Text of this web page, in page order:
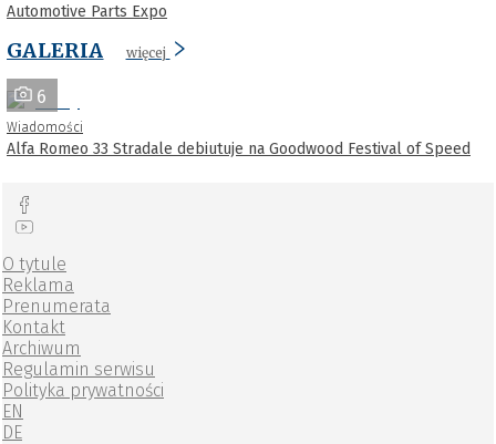
Automotive Parts Expo
GALERIA więcej
6
Wiadomości
Alfa Romeo 33 Stradale debiutuje na Goodwood Festival of Speed
O tytule
Reklama
Prenumerata
Kontakt
Archiwum
Regulamin serwisu
Polityka prywatności
EN
DE